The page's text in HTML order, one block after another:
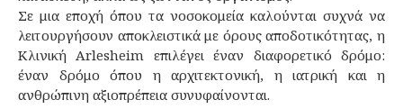
Σε μια εποχή όπου τα νοσοκομεία καλούνται συχνά να
λειτουργήσουν αποκλειστικά με όρους αποδοτικότητας, η
Κλινική Arlesheim επιλέγει έναν διαφορετικό δρόμο:
έναν δρόμο όπου η αρχιτεκτονική, η ιατρική και η
ανθρώπινη αξιοπρέπεια συνυφαίνονται.